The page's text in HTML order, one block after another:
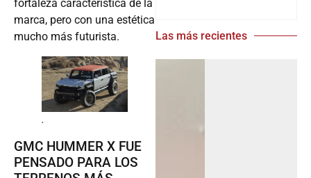
fortaleza característica de la
marca, pero con una estética
mucho más futurista.
.
GMC HUMMER X FUE
PENSADO PARA LOS
Las más recientes